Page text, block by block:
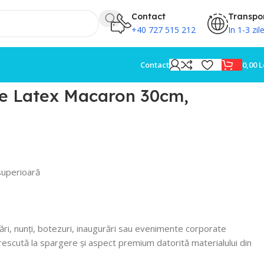
Contact
+40 727 515 212 In 1-3 zile
Contact 0,00
Latex Macaron 30cm,
nunți, botezuri, inaugurări sau evenimente corporate
la spargere și aspect premium datorită materialului din